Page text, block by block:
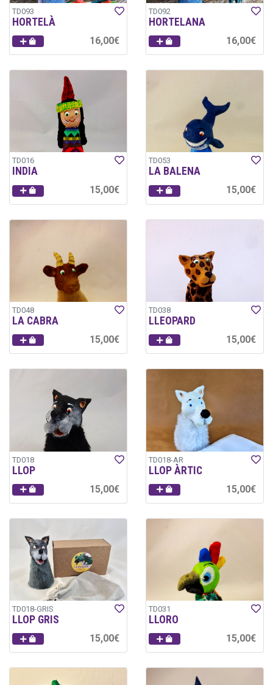
TD093
HORTELÀ
16,00€
TD092
HORTELANA
16,00€
TD016
INDIA
15,00€
TD053
LA BALENA
15,00€
TD048
LA CABRA
15,00€
TD038
LLEOPARD
15,00€
TD018
LLOP
15,00€
TD018-AR
LLOP ÀRTIC
15,00€
TD018-GRIS
LLOP GRIS
15,00€
TD031
LLORO
15,00€